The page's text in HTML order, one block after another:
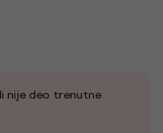
nije deo trenutne